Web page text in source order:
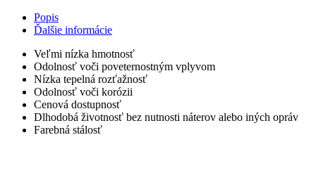
Popis
Ďalšie informácie
Veľmi nízka hmotnosť
Odolnosť voči poveternostným vplyvom
Nízka tepelná rozťažnosť
Odolnosť voči korózii
Cenová dostupnosť
Dlhodobá životnosť bez nutnosti náterov alebo iných opráv
Farebná stálosť